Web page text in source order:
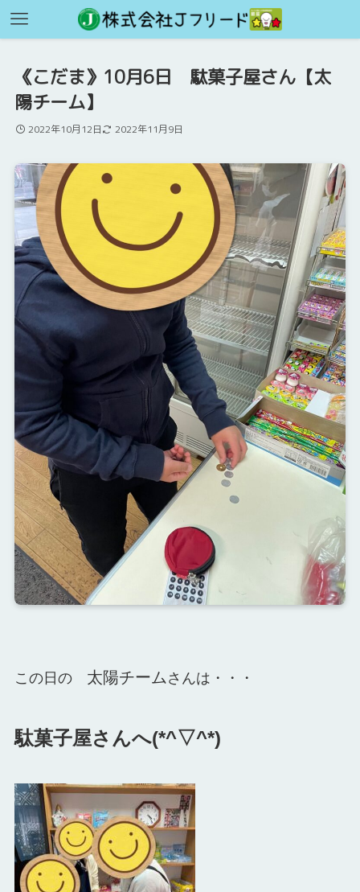
《こだま》10月6日 駄菓子屋さん【太
陽チーム】
2022年10月12日 2022年11月9日
この日の 太陽チーム さんは・・・
駄菓子屋さんへ(*^▽^*)